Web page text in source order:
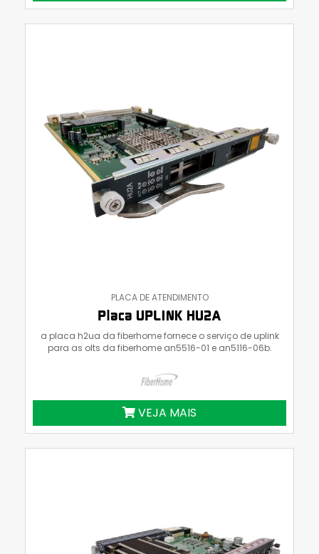
PLACA DE ATENDIMENTO
Placa UPLINK HU2A
a placa h2ua da fiberhome fornece o serviço de uplink
para as olts da fiberhome an5516-01 e an5116-06b.
VEJA MAIS